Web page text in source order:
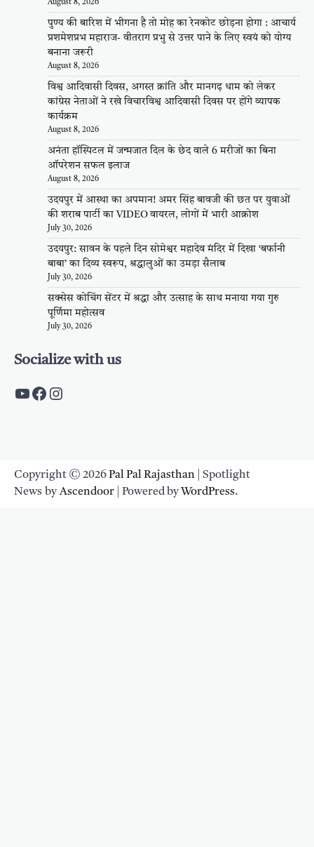
August 8, 2026
पुण्य की बारिश में भीगना है तो मोह का रेनकोट छोड़ना होगा : आचार्य
प्रशमेशप्रभ महाराज- वीतराग प्रभु से उत्तर पाने के लिए स्वयं को योग्य
बनाना जरूरी
August 8, 2026
विश्व आदिवासी दिवस, अगस्त क्रांति और मानगढ़ धाम को लेकर
कांग्रेस नेताओं ने रखे विचारविश्व आदिवासी दिवस पर होंगे व्यापक
कार्यक्रम
August 8, 2026
अनंता हॉस्पिटल में जन्मजात दिल के छेद वाले 6 मरीजों का बिना
ऑपरेशन सफल इलाज
August 8, 2026
उदयपुर में आस्था का अपमान! अमर सिंह बावजी की छत पर युवाओं
की शराब पार्टी का VIDEO वायरल, लोगों में भारी आक्रोश
July 30, 2026
उदयपुर: सावन के पहले दिन सोमेश्वर महादेव मंदिर में दिखा ‘बर्फानी
बाबा’ का दिव्य स्वरूप, श्रद्धालुओं का उमड़ा सैलाब
July 30, 2026
सक्सेस कोचिंग सेंटर में श्रद्धा और उत्साह के साथ मनाया गया गुरु
पूर्णिमा महोत्सव
July 30, 2026
Socialize with us
https://www.youtube.com/c/
https://www.facebook.com/
Instagram
Copyright © 2026Pal Pal Rajasthan | Spotlight
News byAscendoor | Powered byWordPress.